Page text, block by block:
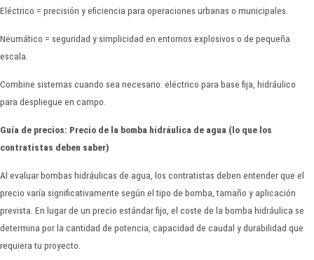
Eléctrico = precisión y eficiencia para operaciones urbanas o municipales.
Neumático = seguridad y simplicidad en entornos explosivos o de pequeña
escala.
Combine sistemas cuando sea necesario: eléctrico para base fija, hidráulico
para despliegue en campo.
Guía de precios: Precio de la bomba hidráulica de agua (lo que los
contratistas deben saber)
Al evaluar bombas hidráulicas de agua, los contratistas deben entender que el
precio varía significativamente según el tipo de bomba, tamaño y aplicación
prevista. En lugar de un precio estándar fijo, el coste de la bomba hidráulica se
determina por la cantidad de potencia, capacidad de caudal y durabilidad que
requiera tu proyecto.